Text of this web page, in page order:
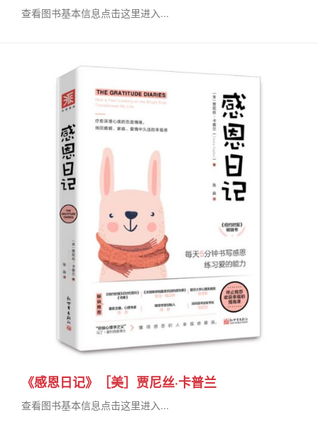
查看图书基本信息点击这里进入...
《感恩日记》［美］贾尼丝·卡普兰
查看图书基本信息点击这里进入...